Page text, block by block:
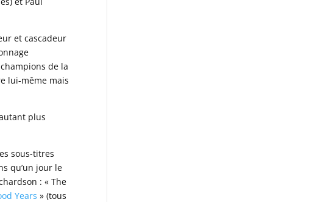
et cascadeur
de la
lui-même mais
plus
sous-titres
qu’un jour le
: « The
Years » (tous